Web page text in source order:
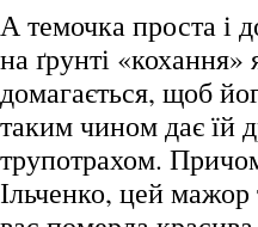
А темочка проста і
на ґрунті
домагається, щоб
таким чином дає їй
трупотрахом.
Ільченко, цей